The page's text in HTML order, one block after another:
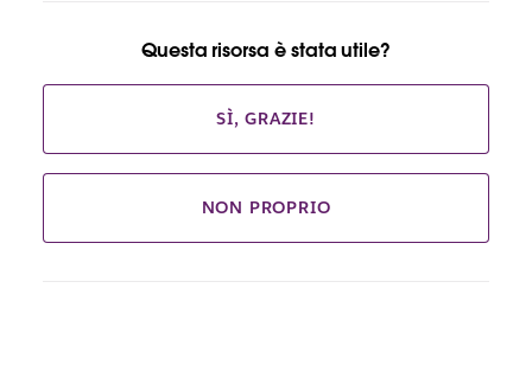
Questa risorsa è stata utile?
SÌ, GRAZIE!
NON PROPRIO